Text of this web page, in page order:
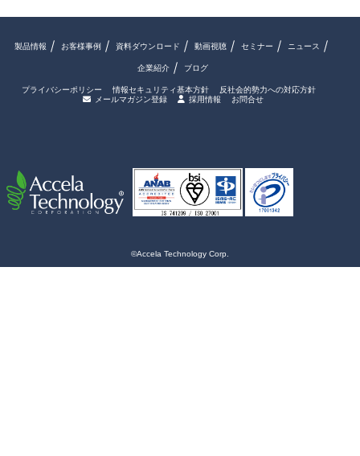
製品情報 お客様事例 資料ダウンロード 動画視聴 セミナー ニュース
企業紹介 ブログ
プライバシーポリシー 情報セキュリティ基本方針
反社会的勢力への対応方針
メールマガジン登録
採用情報 お問合せ
©Accela Technology Corp.